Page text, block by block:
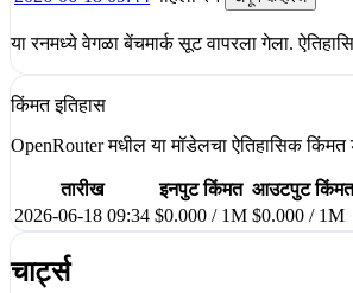
या रनमध्ये वेगळा बेंचमार्क सूट वापरला गेला.
किंमत इतिहास
OpenRouter मधील या मॉडेलचा ऐतिहासिक किंमत
तारीख इनपुट किंमत आउटपुट किंमत
2026-06-18 09:34 $0.000 / 1M $0.000 / 1M
चार्ट्स